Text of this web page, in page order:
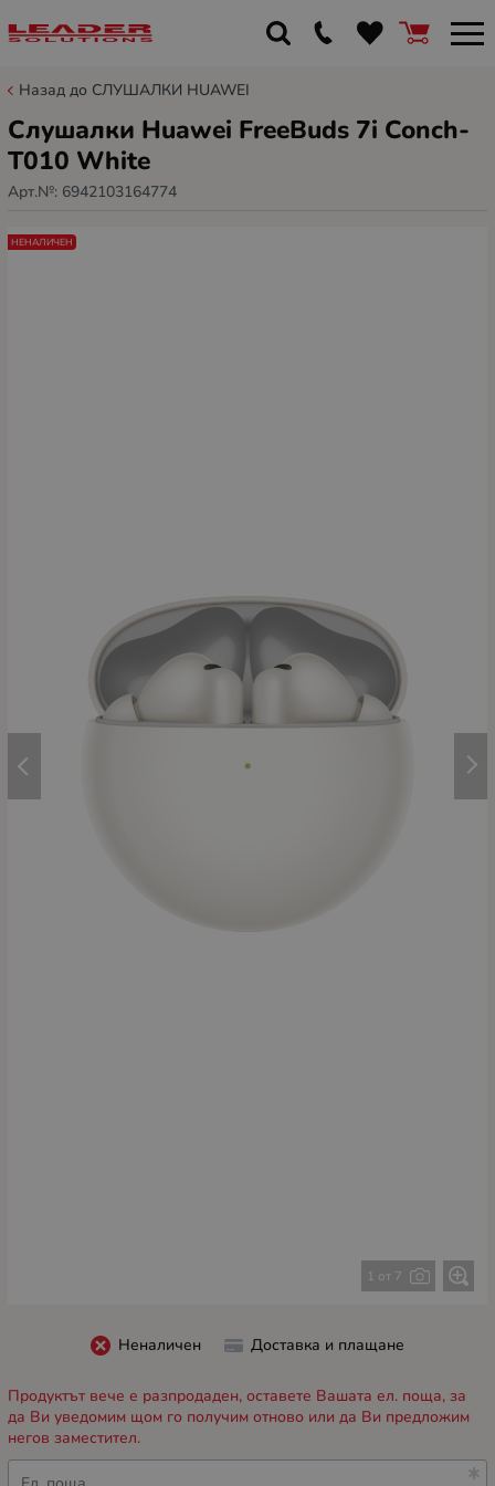
Назад до СЛУШАЛКИ HUAWEI
Слушалки Huawei FreeBuds 7i Conch-
T010 White
Арт.№: 6942103164774
1 от 7
НЕНАЛИЧЕН
Неналичен Доставка и плащане
Продуктът вече е разпродаден, оставете Вашата ел. поща, за
да Ви уведомим щом го получим отново или да Ви предложим
негов заместител.